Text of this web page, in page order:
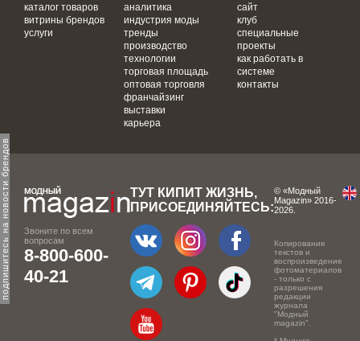
подпишитесь на новости брендов
каталог товаров
витрины брендов
услуги
аналитика
индустрия моды
тренды
производство
технологии
торговая площадь
оптовая торговля
франчайзинг
выставки
карьера
сайт
клуб
специальные
проекты
как работать в
системе
контакты
Звоните по всем
вопросам
8-800-600-
40-21
ТУТ КИПИТ ЖИЗНЬ,
ПРИСОЕДИНЯЙТЕСЬ:
© «Модный
Magazin» 2016-
2026.
Копирование
текстов и
воспроизведение
фотоматериалов
- только с
разрешения
редакции
журнала
"Модный
magazin".